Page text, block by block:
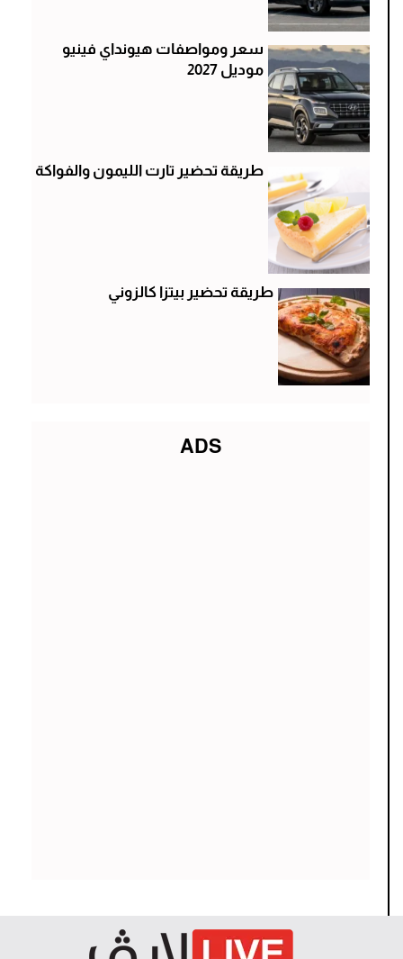
سعر ومواصفات هيونداي فينيو
موديل 2027
طريقة تحضير تارت الليمون والفواكة
طريقة تحضير بيتزا كالزوني
ADS